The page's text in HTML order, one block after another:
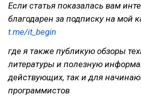
Если статья показалась вам
благодарен за подписку на мой
t.me/it_begin
где я также публикую обзоры
литературы и полезную
действующих, так и для
программистов